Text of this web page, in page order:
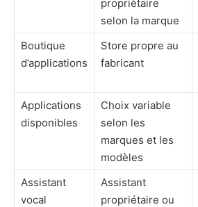
propriétaire
selon la marque
Boutique
d’applications
Store propre au
fabricant
Applications
disponibles
Choix variable
selon les
marques et les
modèles
Assistant
vocal
Assistant
propriétaire ou